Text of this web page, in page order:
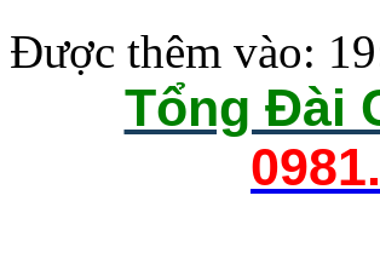
Được thêm vào:
Tổng Đài